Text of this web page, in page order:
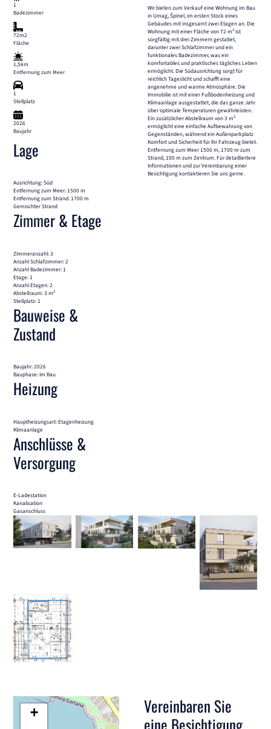
1
Badezimmer
72m2
Fläche
1,5km
Entfernung zum Meer
1
Stellplatz
2026
Baujahr
Lage
Ausrichtung: Süd
Entfernung zum Meer: 1500 m
Entfernung zum Strand: 1700 m
Gemischter Strand
Zimmer & Etage
Zimmeranzahl: 3
Anzahl Schlafzimmer: 2
Anzahl Badezimmer: 1
Etage: 1
Anzahl Etagen: 2
Abstellraum: 3 m²
Stellplatz: 1
Bauweise &
Zustand
Baujahr: 2026
Bauphase: Im Bau
Heizung
Hauptheizungsart: Etagenheizung
Klimaanlage
Anschlüsse &
Versorgung
E-Ladestation
Kanalisation
Gasanschluss
Wir bieten zum Verkauf eine Wohnung im Bau
in Umag, Špinel, im ersten Stock eines
Gebäudes mit insgesamt zwei Etagen an. Die
Wohnung mit einer Fläche von 72 m² ist
sorgfältig mit drei Zimmern gestaltet,
darunter zwei Schlafzimmer und ein
funktionales Badezimmer, was ein
komfortables und praktisches tägliches Leben
ermöglicht. Die Südausrichtung sorgt für
reichlich Tageslicht und schafft eine
angenehme und warme Atmosphäre. Die
Immobilie ist mit einer Fußbodenheizung und
Klimaanlage ausgestattet, die das ganze Jahr
über optimale Temperaturen gewährleisten.
Ein zusätzlicher Abstellraum von 3 m²
ermöglicht eine einfache Aufbewahrung von
Gegenständen, während ein Außenparkplatz
Komfort und Sicherheit für Ihr Fahrzeug bietet.
Entfernung zum Meer 1500 m, 1700 m zum
Strand, 100 m zum Zentrum. Für detailliertere
Informationen und zur Vereinbarung einer
Besichtigung kontaktieren Sie uns gerne.
+
Vereinbaren Sie
eine Besichtigung